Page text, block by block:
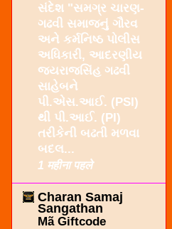
સંદેશ "સમગ્ર ચારણ-
ગઢવી સમાજનું ગૌરવ
અને કર્મનિષ્ઠ પોલીસ
અધિકારી, આદરણીય
જયરાજસિંહ ગઢવી
સાહેબને
પી.એસ.આઈ. (PSI)
થી પી.આઈ. (PI)
તરીકેની બઢતી મળવા
બદલ...
1 महीना पहले
Charan Samaj
Sangathan
Mã Giftcode